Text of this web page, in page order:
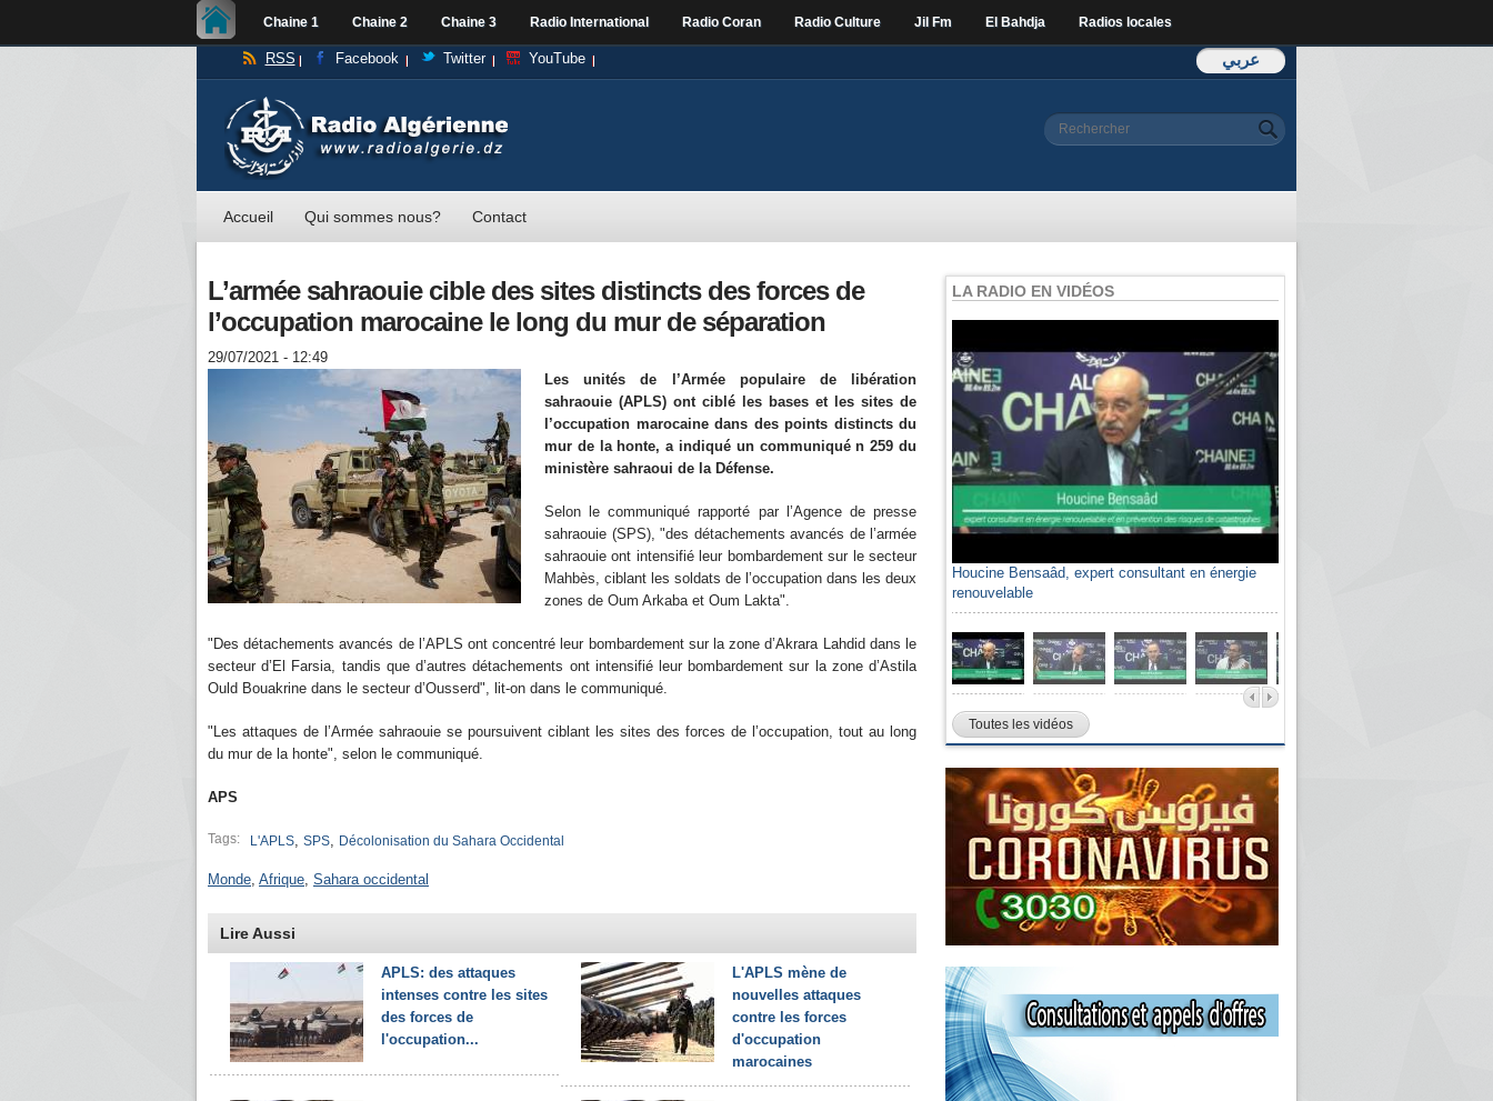
Chaine 1 Chaine 2 Chaine 3 Radio International Radio Coran Radio Culture Jil Fm El Bahdja Radios locales
عربي RSS Facebook Twitter YouTube
Formulaire de
Rechercher
Accueil Qui sommes nous? Contact
L’armée sahraouie cible des sites distincts des forces de
l’occupation marocaine le long du mur de séparation
29/07/2021 - 12:49
Les unités de l’Armée populaire de libération
sahraouie (APLS) ont ciblé les bases et les sites de
l’occupation marocaine dans des points distincts du
mur de la honte, a indiqué un communiqué n 259 du
ministère sahraoui de la Défense.
Selon le communiqué rapporté par l’Agence de presse
sahraouie (SPS), "des détachements avancés de l’armée
sahraouie ont intensifié leur bombardement sur le secteur
Mahbès, ciblant les soldats de l’occupation dans les deux
zones de Oum Arkaba et Oum Lakta".
"Des détachements avancés de l’APLS ont concentré leur bombardement sur la zone d’Akrara Lahdid dans le
secteur d’El Farsia, tandis que d’autres détachements ont intensifié leur bombardement sur la zone d’Astila
Ould Bouakrine dans le secteur d’Ousserd", lit-on dans le communiqué.
"Les attaques de l’Armée sahraouie se poursuivent ciblant les sites des forces de l’occupation, tout au long
du mur de la honte", selon le communiqué.
APS
Tags: L'APLS, SPS, Décolonisation du Sahara Occidental
Monde, Afrique, Sahara occidental
Lire Aussi
APLS: des attaques
intenses contre les sites
des forces de
l'occupation...
L'APLS mène de
nouvelles attaques
contre les forces
d'occupation
marocaines
LA RADIO EN VIDÉOS
Houcine Bensaâd, expert consultant en énergie
renouvelable
Toutes les vidéos